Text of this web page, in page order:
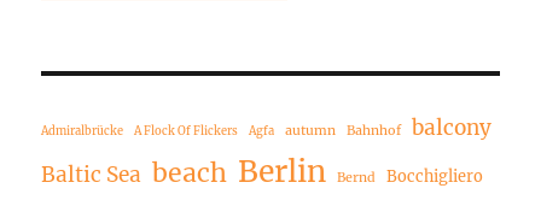
Admiralbrücke A Flock Of Flickers Agfa autumn Bahnhof
balcony
Baltic Sea beach Berlin Bernd Bocchigliero